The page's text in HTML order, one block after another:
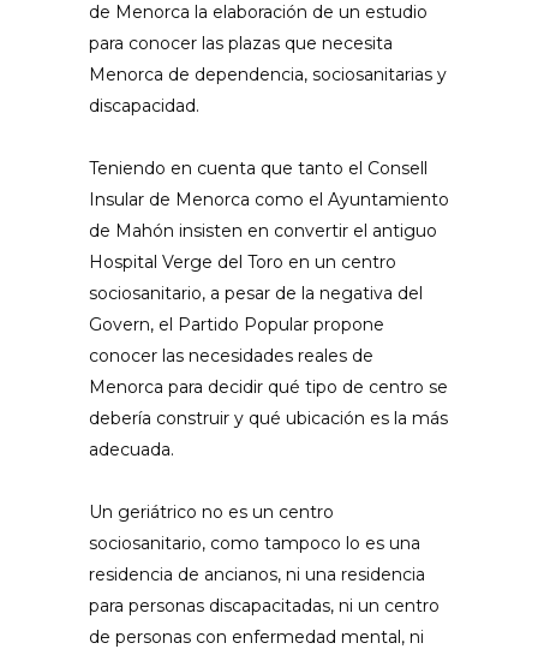
de Menorca la elaboración de un estudio
para conocer las plazas que necesita
Menorca de dependencia, sociosanitarias y
discapacidad.
Teniendo en cuenta que tanto el Consell
Insular de Menorca como el Ayuntamiento
de Mahón insisten en convertir el antiguo
Hospital Verge del Toro en un centro
sociosanitario, a pesar de la negativa del
Govern, el Partido Popular propone
conocer las necesidades reales de
Menorca para decidir qué tipo de centro se
debería construir y qué ubicación es la más
adecuada.
Un geriátrico no es un centro
sociosanitario, como tampoco lo es una
residencia de ancianos, ni una residencia
para personas discapacitadas, ni un centro
de personas con enfermedad mental, ni